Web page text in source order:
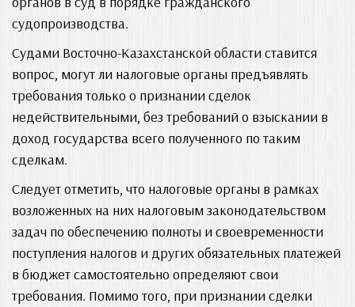
судопроизводства.
Судами Восточно-Казахстанской области ставится
вопрос, могут ли налоговые органы предъявлять
требования только о признании сделок
недействительными, без требований о взыскании в
доход государства всего полученного по таким
сделкам.
Следует отметить, что налоговые органы в рамках
возложенных на них налоговым законодательством
задач по обеспечению полноты и своевременности
поступления налогов и других обязательных платежей
в бюджет самостоятельно определяют свои
требования. Помимо того, при признании сделки